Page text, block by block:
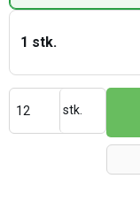
1 stk.
stk.